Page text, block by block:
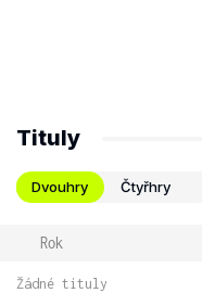
Tituly
Dvouhry Čtyřhry
Rok
Žádné tituly